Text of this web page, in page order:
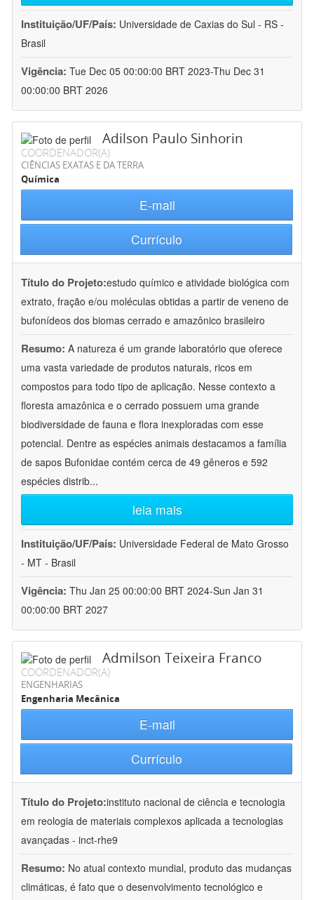
Instituição/UF/País: Universidade de Caxias do Sul - RS -
Brasil
Vigência: Tue Dec 05 00:00:00 BRT 2023-Thu Dec 31
00:00:00 BRT 2026
Adilson Paulo Sinhorin
COORDENADOR(A)
CIÊNCIAS EXATAS E DA TERRA
Química
E-mail
Currículo
Título do Projeto:estudo químico e atividade biológica com
extrato, fração e/ou moléculas obtidas a partir de veneno de
bufonídeos dos biomas cerrado e amazônico brasileiro
Resumo: A natureza é um grande laboratório que oferece
uma vasta variedade de produtos naturais, ricos em
compostos para todo tipo de aplicação. Nesse contexto a
floresta amazônica e o cerrado possuem uma grande
biodiversidade de fauna e flora inexploradas com esse
potencial. Dentre as espécies animais destacamos a família
de sapos Bufonidae contém cerca de 49 gêneros e 592
espécies distrib...
leia mais
Instituição/UF/País: Universidade Federal de Mato Grosso
- MT - Brasil
Vigência: Thu Jan 25 00:00:00 BRT 2024-Sun Jan 31
00:00:00 BRT 2027
Admilson Teixeira Franco
COORDENADOR(A)
ENGENHARIAS
Engenharia Mecânica
E-mail
Currículo
Título do Projeto:instituto nacional de ciência e tecnologia
em reologia de materiais complexos aplicada a tecnologias
avançadas - inct-rhe9
Resumo: No atual contexto mundial, produto das mudanças
climáticas, é fato que o desenvolvimento tecnológico e